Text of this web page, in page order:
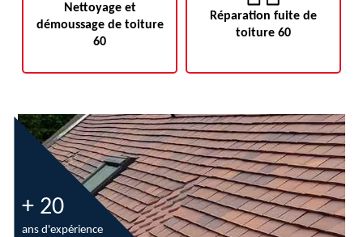
Nettoyage et
démoussage de toiture
60
Réparation fuite de
toiture 60
+ 20
ans d'expérience